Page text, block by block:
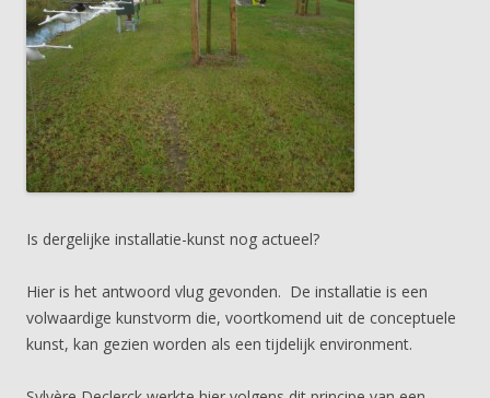
Is dergelijke installatie-kunst nog actueel?
Hier is het antwoord vlug gevonden. De installatie is een
volwaardige kunstvorm die, voortkomend uit de conceptuele
kunst, kan gezien worden als een tijdelijk environment.